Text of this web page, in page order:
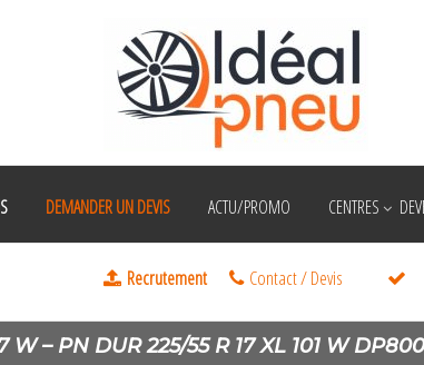
DEMANDER UN DEVIS ACTU/PROMO CENTRES
W – PN DUR 225/55 R 17 XL 101 W